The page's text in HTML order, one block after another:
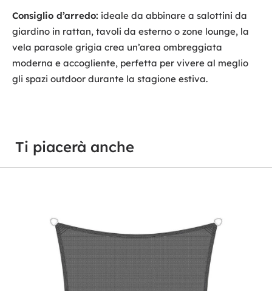
Consiglio d’arredo: ideale da abbinare a salottini da
giardino in rattan, tavoli da esterno o zone lounge, la
vela parasole grigia crea un’area ombreggiata
moderna e accogliente, perfetta per vivere al meglio
gli spazi outdoor durante la stagione estiva.
Ti piacerà anche